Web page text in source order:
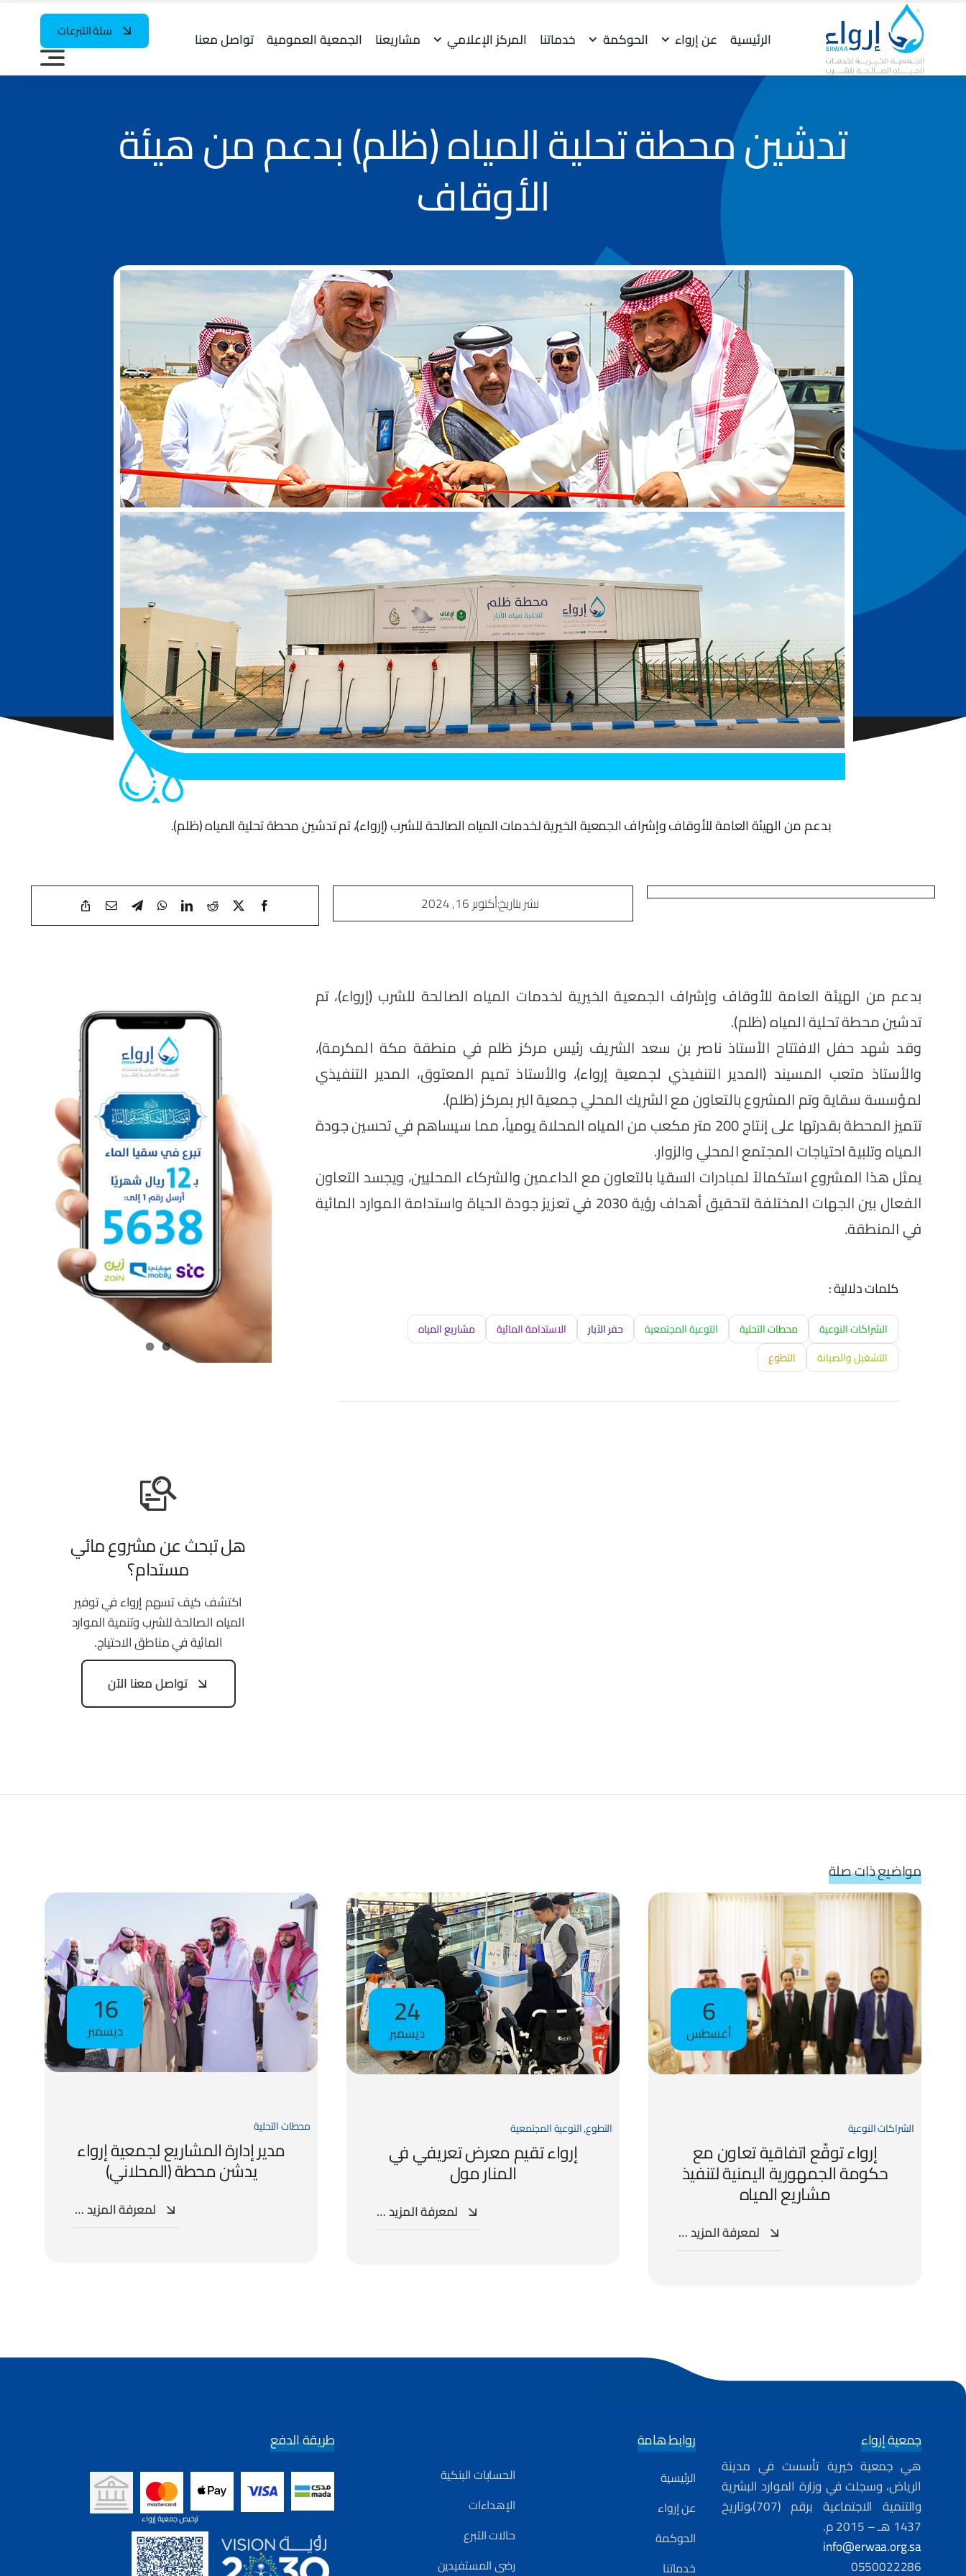
الرئيسية عن إرواء الحوكمة خدماتنا المركز الإعلامي مشاريعنا الجمعية العمومية تواصل معنا سلة التبرعات
تدشين محطة تحلية المياه (ظلم) بدعم من هيئة
الأوقاف
بدعم من الهيئة العامة للأوقاف وإشراف الجمعية الخيرية لخدمات المياه الصالحة للشرب (إرواء)، تم تدشين محطة تحلية المياه (ظلم).
نشر بتاريخ:أكتوبر 16, 2024
بدعم من الهيئة العامة للأوقاف وإشراف الجمعية الخيرية لخدمات المياه الصالحة للشرب (إرواء)، تم
تدشين محطة تحلية المياه (ظلم).
وقد شهد حفل الافتتاح الأستاذ ناصر بن سعد الشريف رئيس مركز ظلم في منطقة مكة المكرمة)،
والأستاذ متعب المسيند (المدير التنفيذي لجمعية إرواء)، والأستاذ تميم المعتوق، المدير التنفيذي
لمؤسسة سقاية وتم المشروع بالتعاون مع الشريك المحلي جمعية البر بمركز (ظلم).
تتميز المحطة بقدرتها على إنتاج 200 متر مكعب من المياه المحلاة يومياً، مما سيساهم في تحسين جودة
المياه وتلبية احتياجات المجتمع المحلي والزوار.
يمثل هذا المشروع استكمالاً لمبادرات السقيا بالتعاون مع الداعمين والشركاء المحليين، ويجسد التعاون
الفعال بين الجهات المختلفة لتحقيق أهداف رؤية 2030 في تعزيز جودة الحياة واستدامة الموارد المائية
في المنطقة.
كلمات دلالية :
الشراكات النوعية محطات التحلية التوعية المجتمعية حفر الآبار الاستدامة المائية
مشاريع المياه
التشغيل والصيانة
التطوع
هل تبحث عن مشروع مائي
مستدام؟
اكتشف كيف تسهم إرواء في توفير
المياه الصالحة للشرب وتنمية الموارد
المائية في مناطق الاحتياج.
تواصل معنا الآن
مواضيع ذات صلة
6
أغسطس
الشراكات النوعية
إرواء توقّع اتفاقية تعاون مع
حكومة الجمهورية اليمنية لتنفيذ
مشاريع المياه
لمعرفة المزيد …
24
ديسمبر
التطوع,التوعية المجتمعية
إرواء تقيم معرض تعريفي في
المنار مول
لمعرفة المزيد …
16
ديسمبر
محطات التحلية
مدير إدارة المشاريع لجمعية إرواء
يدشن محطة (المحلاني)
لمعرفة المزيد …
جمعية إرواء
هي جمعية خيرية تأسست في مدينة
الرياض، وسجلت في وزارة الموارد البشرية
والتنمية الاجتماعية برقم (707)،وتاريخ
1437 هـ – 2015 م.
info@erwaa.org.sa
0550022286
روابط هامة
الرئيسية
عن إرواء
الحوكمة
خدماتنا
الحسابات البنكية
الإهداءات
حالات التبرع
رضى المستفيدين
طريقة الدفع
ترخيص جمعية إرواء